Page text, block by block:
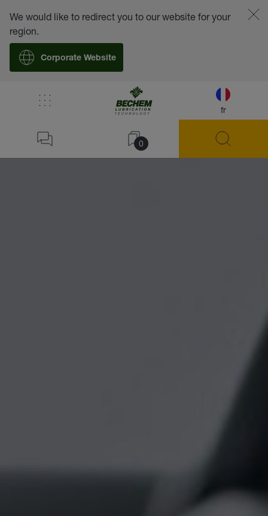
fr
0
We would like to redirect you to our website for your
region.
Corporate Website